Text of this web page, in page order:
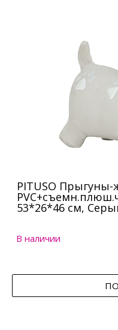
PITUSO
53*26*46 см,
В наличии